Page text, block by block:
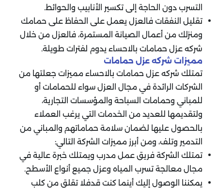
التسرب دون الحاجة إلى تكسير الأنابيب والحوائط.
تقليل النفقات فالعزل يعمل على الحفاظ على حمامك
ومنزلك من أعمال الصيانة المستمرة، فالعزل من خلال
شركه عزل حمامات بالاحساء يدوم لفترات طويلة.
مميزات شركه عزل حمامات
تمتلك شركه عزل حمامات بالاحساء مميزات جعلتها من
الشركات الرائدة في مجال العزل سواء للحمامات أو
للمباني وحمامات السباحة والمؤسسات التجارية،
ولتقديمها للعديد من الخدمات التي يرغب العملاء
بالحصول عليها لضمان سلامة حماماتهم والمباني من
التدمير وتلف، ومن أبرز مميزات الشركة التالي:
تمتلك الشركة فريق عمل مدرب ويمتلك خبرة عالية في
مجال معالجة تسرب المياه وعزل جميع أنواع الأسطح.
يمكننا الوصول إليك أينما كنت قدفلا تقلق من كلب